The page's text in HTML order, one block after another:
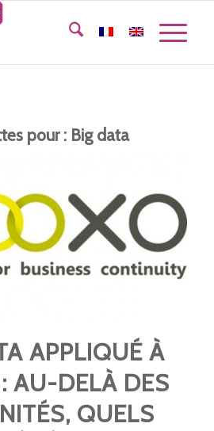
pour : Big data
APPLIQUÉ À
AU-DELÀ DES
QUELS